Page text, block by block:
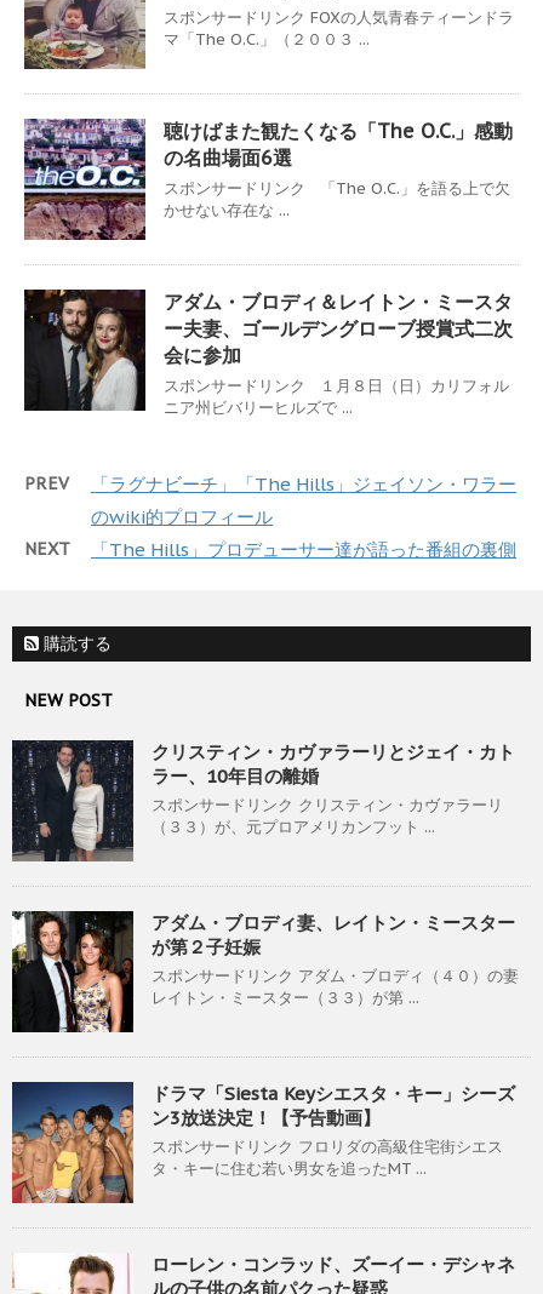
スポンサードリンク FOXの人気青春ティーンドラ
マ「The O.C.」（２００３ ...
聴けばまた観たくなる「The O.C.」感動
の名曲場面6選
スポンサードリンク 「The O.C.」を語る上で欠
かせない存在な ...
アダム・ブロディ＆レイトン・ミースタ
ー夫妻、ゴールデングローブ授賞式二次
会に参加
スポンサードリンク １月８日（日）カリフォル
ニア州ビバリーヒルズで ...
PREV
「ラグナビーチ」「The Hills」ジェイソン・ワラー
のwiki的プロフィール
NEXT 「The Hills」プロデューサー達が語った番組の裏側
購読する
NEW POST
クリスティン・カヴァラーリとジェイ・カト
ラー、10年目の離婚
スポンサードリンク クリスティン・カヴァラーリ
（３３）が、元プロアメリカンフット ...
アダム・ブロディ妻、レイトン・ミースター
が第２子妊娠
スポンサードリンク アダム・ブロディ（４０）の妻
レイトン・ミースター（３３）が第 ...
ドラマ「Siesta Keyシエスタ・キー」シーズ
ン3放送決定！【予告動画】
スポンサードリンク フロリダの高級住宅街シエス
タ・キーに住む若い男女を追ったMT ...
ローレン・コンラッド、ズーイー・デシャネ
ルの子供の名前パクった疑惑